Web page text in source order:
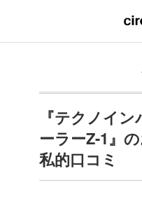
『テクノイ
ーラーZ-1』
私的口コミ